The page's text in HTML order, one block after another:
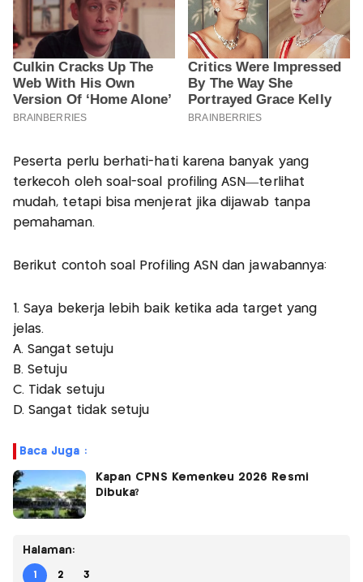
Peserta perlu berhati-hati karena banyak yang
terkecoh oleh soal-soal profiling ASN—terlihat
mudah, tetapi bisa menjerat jika dijawab tanpa
pemahaman.
Berikut contoh soal Profiling ASN dan jawabannya:
1. Saya bekerja lebih baik ketika ada target yang
jelas.
A. Sangat setuju
B. Setuju
C. Tidak setuju
D. Sangat tidak setuju
Baca Juga :
Kapan CPNS Kemenkeu 2026 Resmi
Dibuka?
Halaman:
1 2 3